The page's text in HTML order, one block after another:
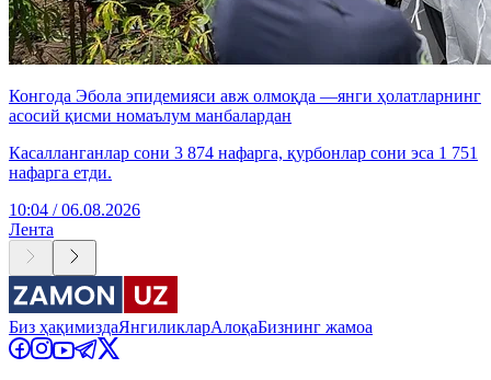
Конгода Эбола эпидемияси авж олмоқда —янги ҳолатларнинг
асосий қисми номаълум манбалардан
Касалланганлар сони 3 874 нафарга, қурбонлар сони эса 1 751
нафарга етди.
10:04 / 06.08.2026
Лента
Биз ҳақимиздаЯнгиликларАлоқаБизнинг жамоа